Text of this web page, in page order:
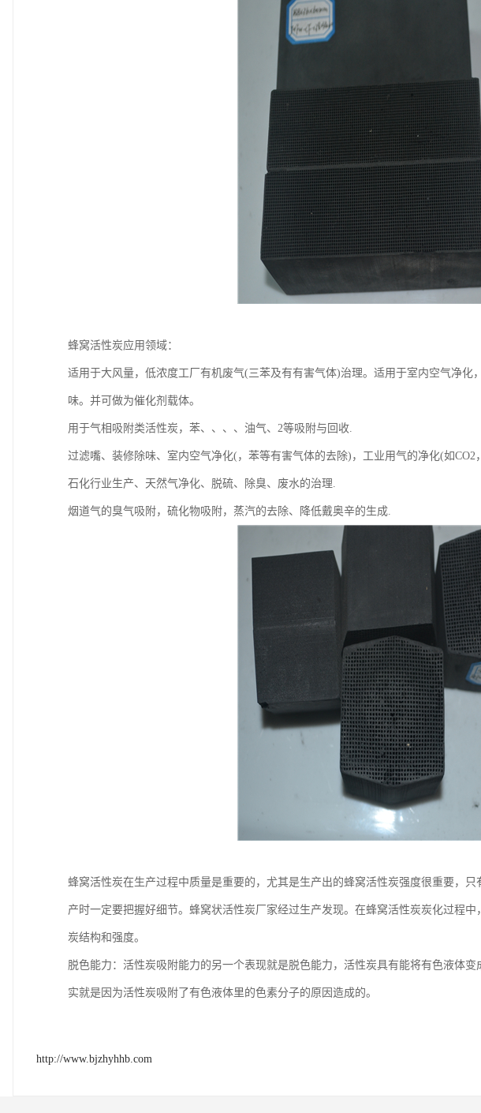
蜂窝活性炭应用领域：
适用于大风量，低浓度工厂有机废气(三苯及有有害气体)治理。适用于室内空气净化
味。并可做为催化剂载体。
用于气相吸附类活性炭，苯、、、、油气、2等吸附与回收.
过滤嘴、装修除味、室内空气净化(，苯等有害气体的去除)，工业用气的净化(如CO2
石化行业生产、天然气净化、脱硫、除臭、废水的治理.
烟道气的臭气吸附，硫化物吸附，蒸汽的去除、降低戴奥辛的生成.
蜂窝活性炭在生产过程中质量是重要的，尤其是生产出的蜂窝活性炭强度很重要，
产时一定要把握好细节。蜂窝状活性炭厂家经过生产发现。在蜂窝活性炭炭化过程
炭结构和强度。
脱色能力：活性炭吸附能力的另一个表现就是脱色能力，活性炭具有能将有色液体
实就是因为活性炭吸附了有色液体里的色素分子的原因造成的。
http://www.bjzhyhhb.com